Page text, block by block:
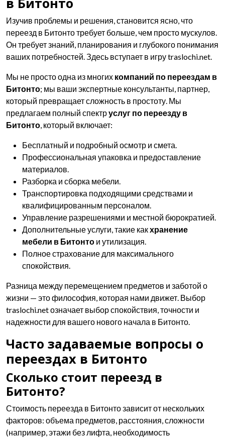
Изучив проблемы и решения, становится ясно, что
переезд в Битонто требует больше, чем просто мускулов.
Он требует знаний, планирования и глубокого понимания
ваших потребностей. Здесь вступает в игру traslochi.net.
Мы не просто одна из многих компаний по переездам в
Битонто; мы ваши экспертные консультанты, партнер,
который превращает сложность в простоту. Мы
предлагаем полный спектруслуг по переезду в
Битонто, который включает:
Бесплатный и подробный осмотр и смета.
Профессиональная упаковка и предоставление
материалов.
Разборка и сборка мебели.
Транспортировка подходящими средствами и
квалифицированным персоналом.
Управление разрешениями и местной бюрократией.
Дополнительные услуги, такие какхранение
мебели в Битонто и утилизация.
Полное страхование для максимального
спокойствия.
Разница между перемещением предметов и заботой о
жизни — это философия, которая нами движет. Выбор
traslochi.net означает выбор спокойствия, точности и
надежности для вашего нового начала в Битонто.
Часто задаваемые вопросы о
переездах в Битонто
Сколько стоит переезд в
Битонто?
Стоимость переезда в Битонто зависит от нескольких
факторов: объема предметов, расстояния, сложности
(например, этажи без лифта, необходимость